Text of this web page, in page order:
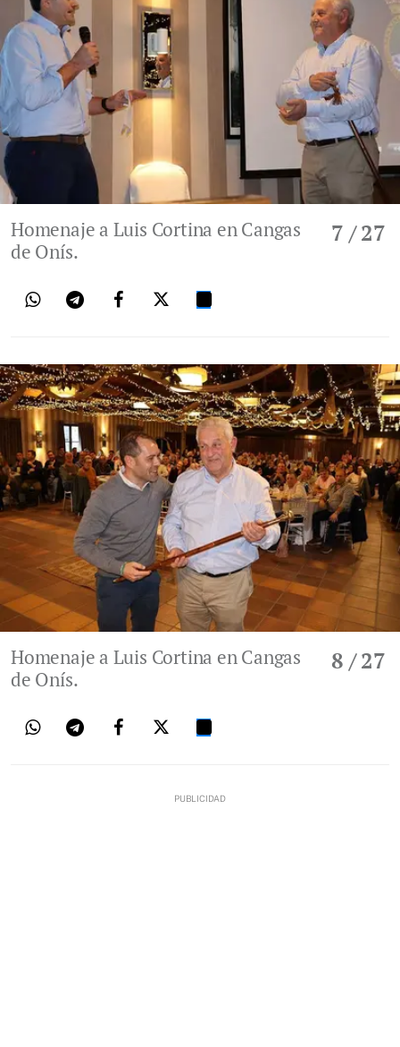
7 / 27
Homenaje a Luis Cortina en Cangas
de Onís.
8 / 27
Homenaje a Luis Cortina en Cangas
de Onís.